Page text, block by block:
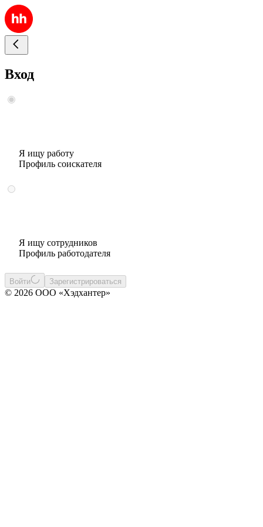
Вход
Я ищу работу
Профиль соискателя
Я ищу сотрудников
Профиль работодателя
Войти Зарегистрироваться
© 2026 ООО «Хэдхантер»